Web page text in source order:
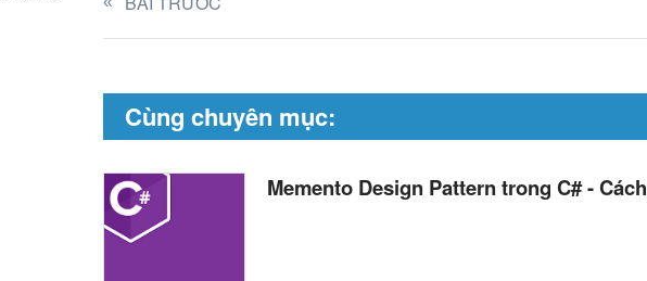
Cùng chuyên mục:
Memento Design Pattern trong C# -